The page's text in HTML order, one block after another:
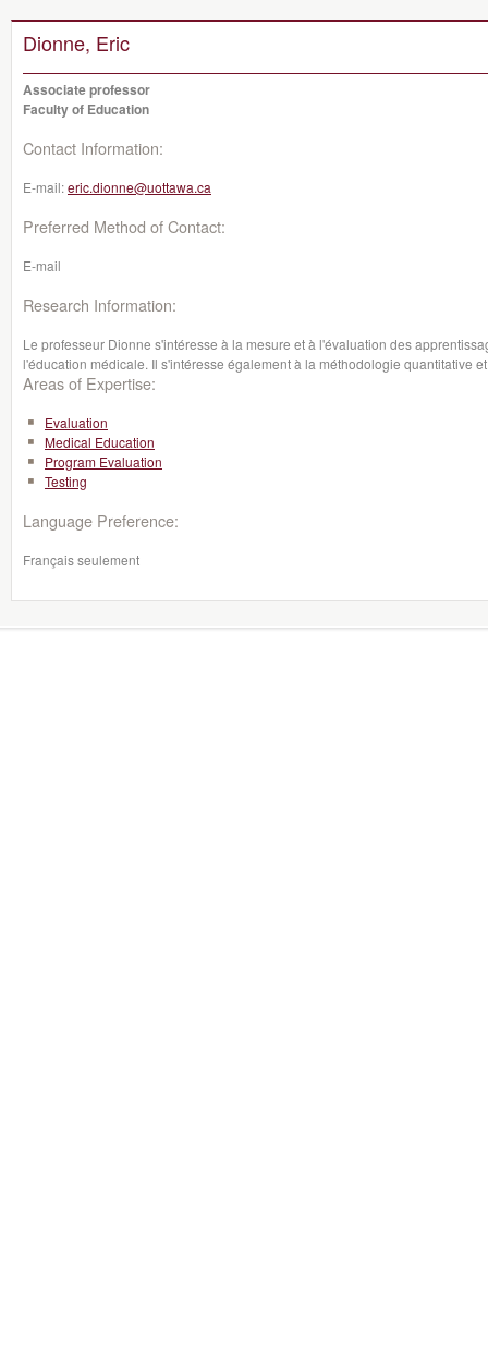
Dionne, Eric
Associate professor
Faculty of Education
Contact Information:
E-mail:eric.dionne@uottawa.ca
Preferred Method of Contact:
E-mail
Research Information:
Le professeur Dionne s'intéresse à la mesure et à l'évaluation des
l'éducation médicale. Il s'intéresse également à la méthodologie quantitative
Areas of Expertise:
Evaluation
Medical Education
Program Evaluation
Testing
Language Preference:
Français seulement